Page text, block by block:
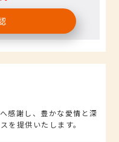
感謝し、豊かな愛情と深
を提供いたします。